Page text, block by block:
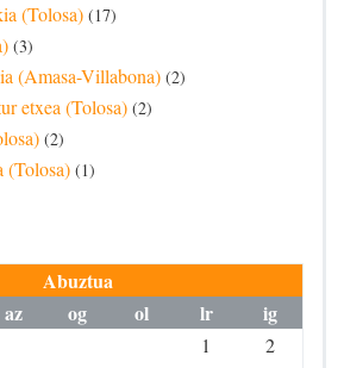
(Tolosa) (17)
(3)
(Amasa-Villabona) (2)
etxea (Tolosa) (2)
(2)
(Tolosa) (1)
Abuztua
az og ol lr ig
1
2